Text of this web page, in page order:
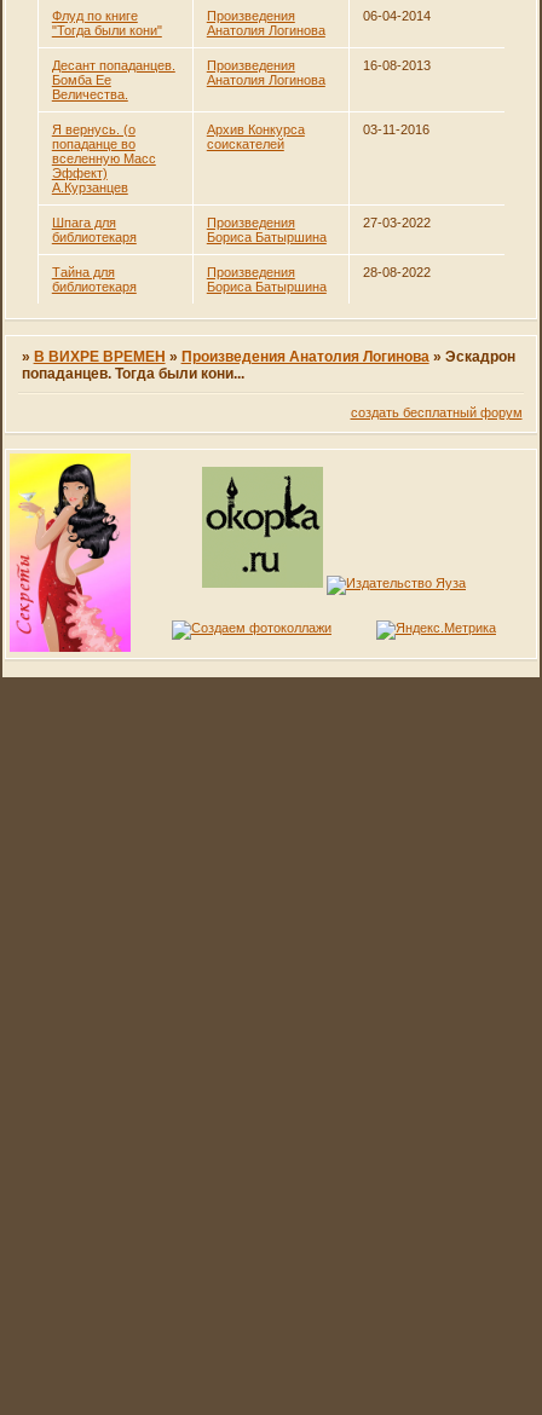
Флуд по книге
"Тогда были кони"
Произведения
Анатолия Логинова
06-04-2014
Десант попаданцев.
Бомба Ее
Величества.
Произведения
Анатолия Логинова
16-08-2013
Я вернусь. (о
попаданце во
вселенную Масс
Эффект)
А.Курзанцев
Архив Конкурса
соискателей
03-11-2016
Шпага для
библиотекаря
Произведения
Бориса Батыршина
27-03-2022
Тайна для
библиотекаря
Произведения
Бориса Батыршина
28-08-2022
» В ВИХРЕ ВРЕМЕН » Произведения Анатолия Логинова » Эскадрон
попаданцев. Тогда были кони...
создать бесплатный форум